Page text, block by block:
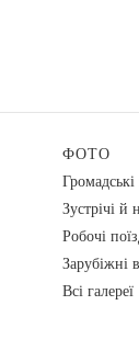
ФОТО
Громадські
Зустрічі й
Робочі
Зарубіжні
Всі галереї